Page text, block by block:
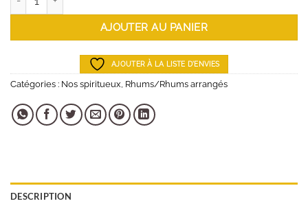
AJOUTER AU PANIER
AJOUTER À LA LISTE D'ENVIES
Catégories : Nos spiritueux Rhums/Rhums arrangés
DESCRIPTION